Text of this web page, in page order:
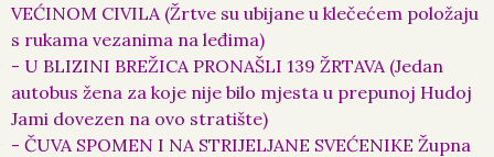
VEĆINOM CIVILA (Žrtve su ubijane u klečećem položaju
s rukama vezanima na leđima)
- U BLIZINI BREŽICA PRONAŠLI 139 ŽRTAVA (Jedan
autobus žena za koje nije bilo mjesta u prepunoj Hudoj
Jami dovezen na ovo stratište)
- ČUVA SPOMEN I NA STRIJELJANE SVEĆENIKE Župna